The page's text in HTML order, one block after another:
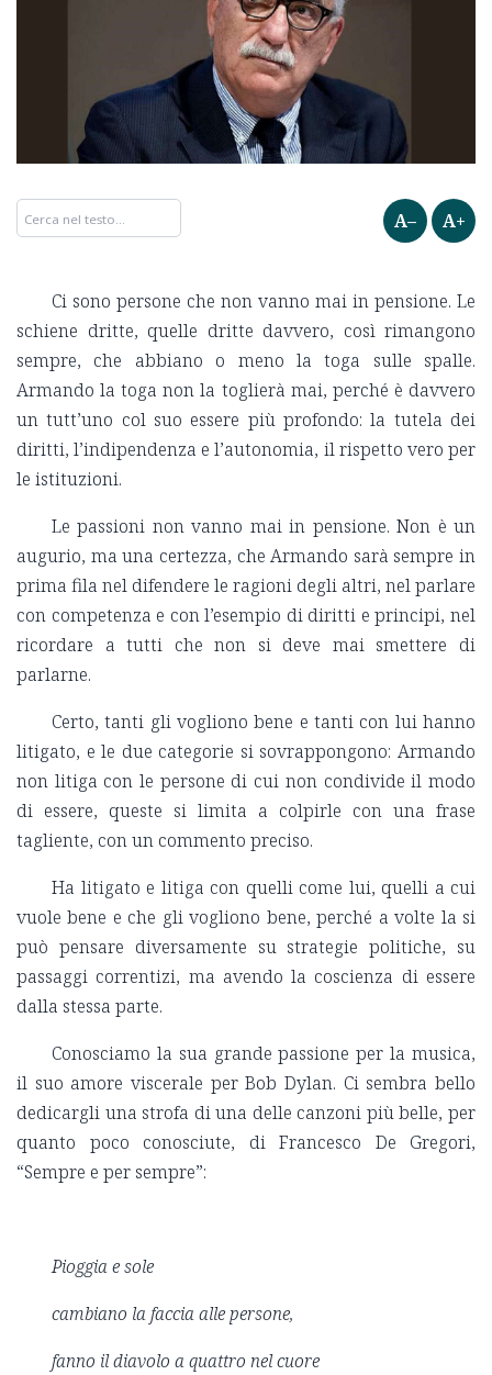
A– A+
Ci sono persone che non vanno mai in pensione. Le
schiene dritte, quelle dritte davvero, così rimangono
sempre, che abbiano o meno la toga sulle spalle.
Armando la toga non la toglierà mai, perché è davvero
un tutt’uno col suo essere più profondo: la tutela dei
diritti, l’indipendenza e l’autonomia, il rispetto vero per
le istituzioni.
Le passioni non vanno mai in pensione. Non è un
augurio, ma una certezza, che Armando sarà sempre in
prima fila nel difendere le ragioni degli altri, nel parlare
con competenza e con l’esempio di diritti e principi, nel
ricordare a tutti che non si deve mai smettere di
parlarne.
Certo, tanti gli vogliono bene e tanti con lui hanno
litigato, e le due categorie si sovrappongono: Armando
non litiga con le persone di cui non condivide il modo
di essere, queste si limita a colpirle con una frase
tagliente, con un commento preciso.
Ha litigato e litiga con quelli come lui, quelli a cui
vuole bene e che gli vogliono bene, perché a volte la si
può pensare diversamente su strategie politiche, su
passaggi correntizi, ma avendo la coscienza di essere
dalla stessa parte.
Conosciamo la sua grande passione per la musica,
il suo amore viscerale per Bob Dylan. Ci sembra bello
dedicargli una strofa di una delle canzoni più belle, per
quanto poco conosciute, di Francesco De Gregori,
“Sempre e per sempre”:
Pioggia e sole
cambiano la faccia alle persone,
fanno il diavolo a quattro nel cuore